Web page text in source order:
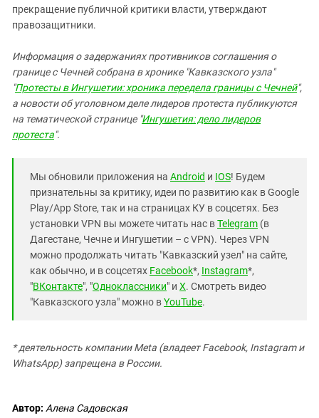
прекращение публичной критики власти, утверждают
правозащитники.
Информация о задержаниях противников соглашения о
границе с Чечней собрана в хронике "Кавказского узла"
"Протесты в Ингушетии: хроника передела границы с Чечней",
а новости об уголовном деле лидеров протеста публикуются
на тематической странице "Ингушетия: дело лидеров
протеста".
Мы обновили приложения на Android и IOS! Будем
признательны за критику, идеи по развитию как в Google
Play/App Store, так и на страницах КУ в соцсетях. Без
установки VPN вы можете читать нас вTelegram (в
Дагестане, Чечне и Ингушетии – с VPN). Через VPN
можно продолжать читать "Кавказский узел" на сайте,
как обычно, и в соцсетях Facebook*, Instagram*,
"ВКонтакте", "Одноклассники" и X. Смотреть видео
"Кавказского узла" можно вYouTube.
* деятельность компании Meta (владеет Facebook, Instagram и
WhatsApp) запрещена в России.
Автор: Алена Садовская